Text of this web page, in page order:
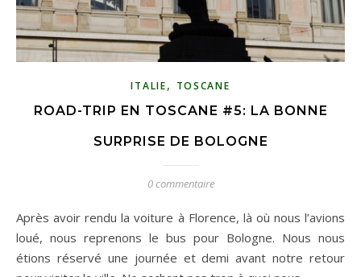
ITALIE, TOSCANE
ROAD-TRIP EN TOSCANE #5: LA BONNE
SURPRISE DE BOLOGNE
0 commentaire
Après avoir rendu la voiture à Florence, là où nous l’avions
loué, nous reprenons le bus pour Bologne. Nous nous
étions réservé une journée et demi avant notre retour